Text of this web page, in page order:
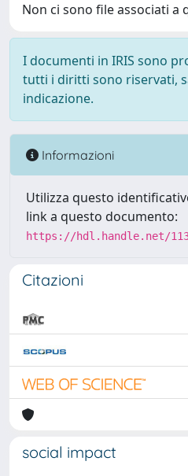
Non ci sono file associati a
I documenti in IRIS sono
tutti i diritti sono riservati,
indicazione.
Informazioni
Utilizza questo
link a questo documento:
https://hdl.handle.net/
Citazioni
social impact